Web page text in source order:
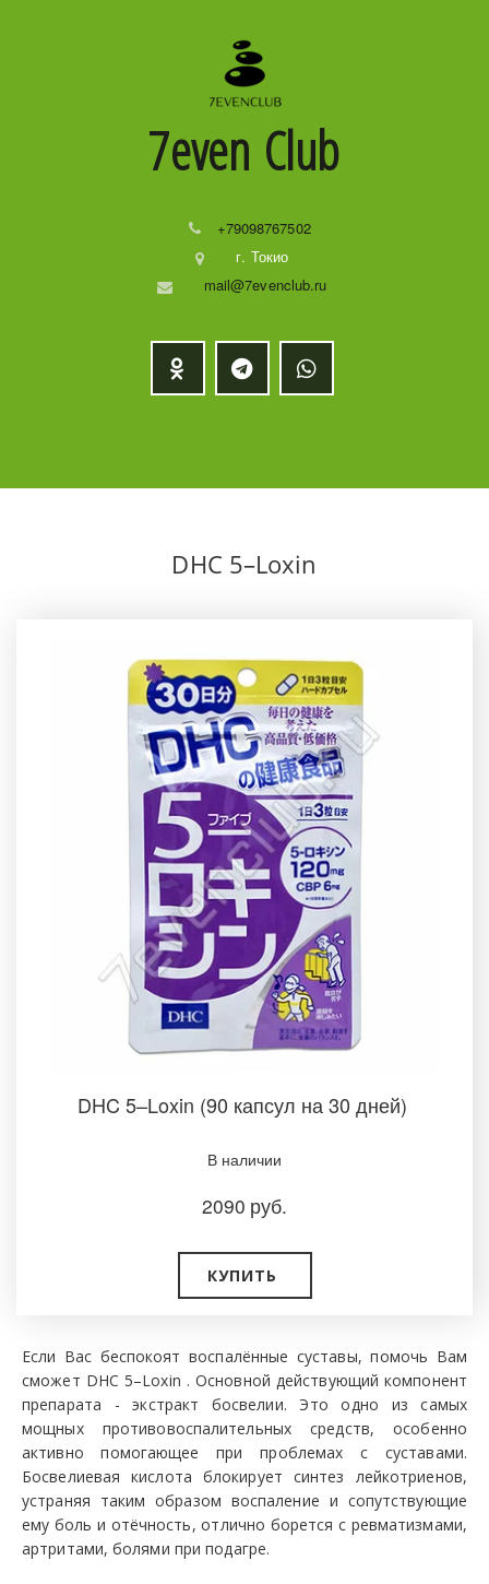
7even Club
+79098767502
г. Токио
mail@7evenclub.ru
DHC 5–Loxin
DHC 5–Loxin (90 капсул на 30 дней)
В наличии­
2090 руб.
КУПИТЬ
Если Вас беспокоят воспалённые суставы, помочь Вам
сможет DHC 5–Loxin . Основной действующий компонент
препарата - экстракт босвелии. Это одно из самых
мощных противовоспалительных средств, особенно
активно помогающее при проблемах с суставами.
Босвелиевая кислота блокирует синтез лейкотриенов,
устраняя таким образом воспаление и сопутствующие
ему боль и отёчность, отлично борется с ревматизмами,
артритами, болями при подагре.